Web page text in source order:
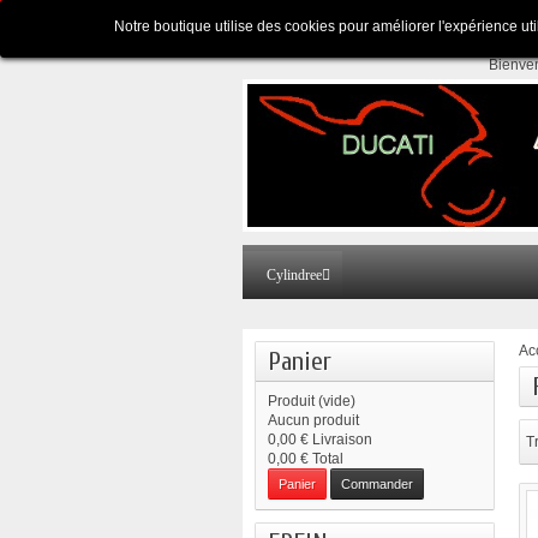
Appelez-nous au :Pour tous
Cylindree
Notre boutique utilise des cookies pour améliorer l'expérience
Panier
Produit (vide)
Aucun produit
0,00 € Livraison
0,00 € Total
Panier Commander